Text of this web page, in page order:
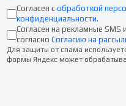
Согласен с обработкой
конфиденциальности.
Согласен на рекламные
согласно Согласию на
Для защиты от спама
формы Яндекс может